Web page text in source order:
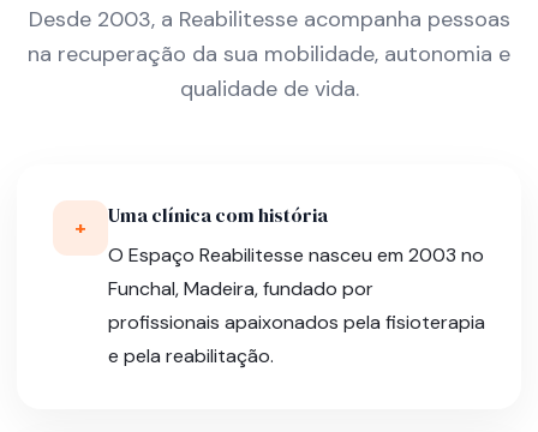
Desde 2003, a Reabilitesse acompanha pessoas
na recuperação da sua mobilidade, autonomia e
qualidade de vida.
+ Uma clínica com história
O Espaço Reabilitesse nasceu em 2003 no
Funchal, Madeira, fundado por
profissionais apaixonados pela fisioterapia
e pela reabilitação.